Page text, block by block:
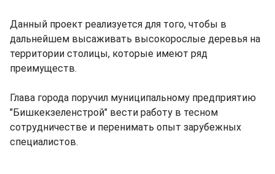
Данный проект реализуется для того, чтобы в
дальнейшем высаживать высокорослые деревья на
территории столицы, которые имеют ряд
преимуществ.
Глава города поручил муниципальному предприятию
"Бишкекзеленстрой" вести работу в тесном
сотрудничестве и перенимать опыт зарубежных
специалистов.